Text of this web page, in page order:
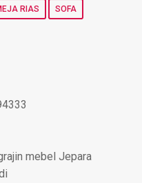
RIAS SOFA
mebel Jepara